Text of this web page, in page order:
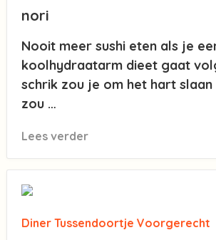
nori
Nooit meer sushi eten als je
koolhydraatarm dieet gaat
schrik zou je om het hart slaan
zou …
Lees verder
Diner Tussendoortje Voorgerecht